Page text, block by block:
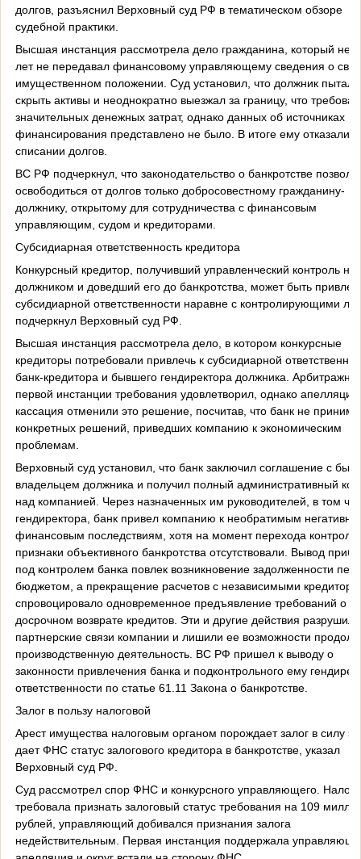
долгов, разъяснил Верховный суд РФ в тематическом обзоре
судебной практики.
Высшая инстанция рассмотрела дело гражданина, который
лет не передавал финансовому управляющему сведения о
имущественном положении. Суд установил, что должник
скрыть активы и неоднократно выезжал за границу, что
значительных денежных затрат, однако данных об источниках
финансирования представлено не было. В итоге ему отказали в
списании долгов.
ВС РФ подчеркнул, что законодательство о банкротстве
освободиться от долгов только добросовестному гражданину-
должнику, открытому для сотрудничества с финансовым
управляющим, судом и кредиторами.
Субсидиарная ответственность кредитора
Конкурсный кредитор, получивший управленческий контроль
должником и доведший его до банкротства, может быть
субсидиарной ответственности наравне с контролирующими
подчеркнул Верховный суд РФ.
Высшая инстанция рассмотрела дело, в котором конкурсные
кредиторы потребовали привлечь к субсидиарной
банк-кредитора и бывшего гендиректора должника.
первой инстанции требования удовлетворил, однако апелляция
кассация отменили это решение, посчитав, что банк не
конкретных решений, приведших компанию к экономическим
проблемам.
Верховный суд установил, что банк заключил соглашение с
владельцем должника и получил полный административный
над компанией. Через назначенных им руководителей, в том
гендиректора, банк привел компанию к необратимым
финансовым последствиям, хотя на момент перехода контроля
признаки объективного банкротства отсутствовали. Вывод
под контролем банка повлек возникновение задолженности
бюджетом, а прекращение расчетов с независимыми
спровоцировало одновременное предъявление требований о
досрочном возврате кредитов. Эти и другие действия разрушили
партнерские связи компании и лишили ее возможности
производственную деятельность. ВС РФ пришел к выводу о
законности привлечения банка и подконтрольного ему
ответственности по статье 61.11 Закона о банкротстве.
Залог в пользу налоговой
Арест имущества налоговым органом порождает залог в силу
дает ФНС статус залогового кредитора в банкротстве, указал
Верховный суд РФ.
Суд рассмотрел спор ФНС и конкурсного управляющего.
требовала признать залоговый статус требования на 109
рублей, управляющий добивался признания залога
недействительным. Первая инстанция поддержала